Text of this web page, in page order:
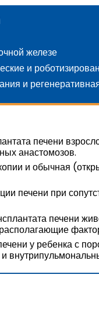
железе
и
и
печени
анастомозов.
и обычная
печени при
печени
у ребенка с